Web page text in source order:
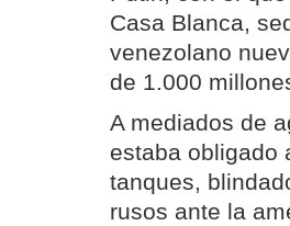
Casa Blanca,
venezolano
de 1.000
A mediados de
estaba obligado
tanques,
rusos ante la